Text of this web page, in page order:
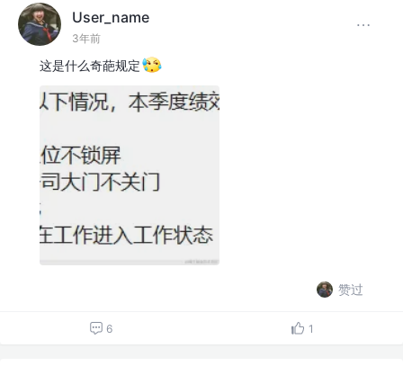
User_name
3年前
这是什么奇葩规定
赞过
6 1